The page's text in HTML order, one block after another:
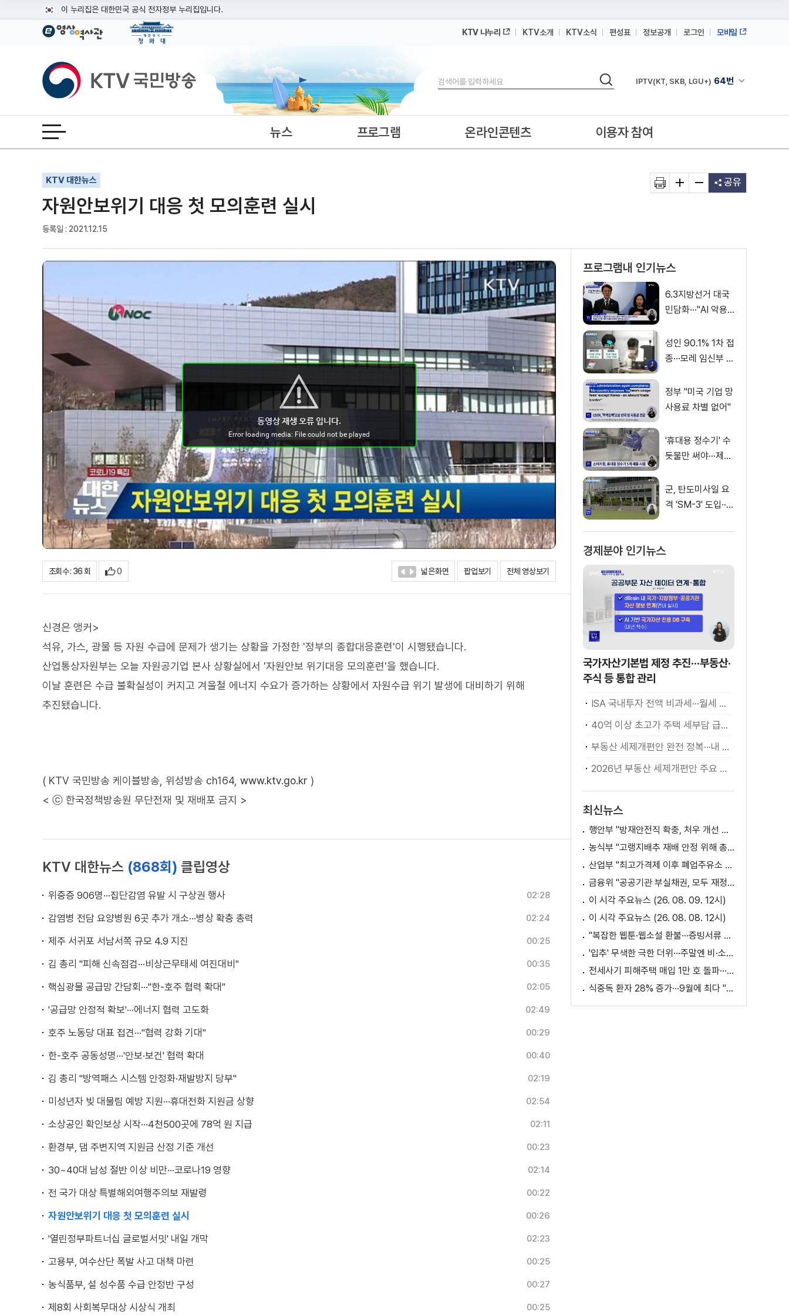
이 누리집은 대한민국 공식 전자정부 누리집입니다.
공식 누리집 주소 확인하기
이밖에 or.kr 또는 .kr등 다른 도메인 주소를 사용하고 있다면 아래 URL에서 도메인 주소를 확인해 보세요
운영중인 공식 누리집보기
KTV 나누리 KTV소개 KTV소식 편성표 정보공개 로그인 모바일
KTV국민방송
검색
검색 채널안내 펼쳐
IPTV(KT, SKB, LGU+) 64번
IPTV(KT, SKB, LGU+)
전체메뉴 열기 뉴스 프로그램 온라인콘텐츠 이용자 참여
KTV 대한뉴스
자원안보위기 대응 첫 모의훈련 실시
등록일 : 2021.12.15
기사인쇄
글자확대
글자축소 공유
조회수 : 36 회 0 넓은화면 팝업보기 전체 영상보기
신경은 앵커>
석유, 가스, 광물 등 자원 수급에 문제가 생기는 상황을 가정한 '정부의 종합대응훈련'이 시행됐습니다.
산업통상자원부는 오늘 자원공기업 본사 상황실에서 '자원안보 위기대응 모의훈련'을 했습니다.
이날 훈련은 수급 불확실성이 커지고 겨울철 에너지 수요가 증가하는 상황에서 자원수급 위기 발생에 대비하기 위해
추진됐습니다.
( KTV 국민방송 케이블방송, 위성방송 ch164, www.ktv.go.kr )
< ⓒ 한국정책방송원 무단전재 및 재배포 금지 >
KTV 대한뉴스 (868회) 클립영상
위중증 906명···집단감염 유발 시 구상권 행사 02:28
감염병 전담 요양병원 6곳 추가 개소···병상 확충 총력 02:24
제주 서귀포 서남서쪽 규모 4.9 지진 00:25
김 총리 "피해 신속점검···비상근무태세 여진대비" 00:35
핵심광물 공급망 간담회···"한-호주 협력 확대" 02:05
'공급망 안정적 확보'···에너지 협력 고도화 02:49
호주 노동당 대표 접견···"협력 강화 기대" 00:29
한-호주 공동성명···'안보·보건' 협력 확대 00:40
김 총리 "방역패스 시스템 안정화·재발방지 당부" 02:19
미성년자 빚 대물림 예방 지원···휴대전화 지원금 상향 02:54
소상공인 확인보상 시작···4천500곳에 78억 원 지급 02:11
환경부, 댐 주변지역 지원금 산정 기준 개선 00:23
30~40대 남성 절반 이상 비만···코로나19 영향 02:14
전 국가 대상 특별해외여행주의보 재발령 00:22
자원안보위기 대응 첫 모의훈련 실시 00:26
'열린정부파트너십 글로벌서밋' 내일 개막 02:23
고용부, 여수산단 폭발 사고 대책 마련 00:25
농식품부, 설 성수품 수급 안정반 구성 00:27
제8회 사회복무대상 시상식 개최 00:25
프로그램내 인기뉴스
6.3지방선거 대국
민담화···"AI 악용
성인 90.1% 1차 접
종···모레 임신부 사
정부 "미국 기업 망
사용료 차별 없어"
'휴대용 정수기' 수
돗물만 써야···제품
군, 탄도미사일 요
격 'SM-3' 도입···
경제분야 인기뉴스
국가자산기본법 제정 추진···부동산·
주식 등 통합 관리
ISA 국내투자 전액 비과세···월세 세액공제 확대
40억 이상 초고가 주택 세부담 급증···실수요자 보호 강화
부동산 세제개편안 완전 정복···내 세금 어떻게 달라지나? [K-정책 사용법]
2026년 부동산 세제개편안 주요 현안 팩트체크 [K-정책 사용법]
최신뉴스
행안부 "방재안전직 확충, 처우 개선 등 위한 제도개선 추진"
농식부 "고랭지배추 재배 안정 위해 총력···배추가격 점차 안정세"
산업부 "최고가격제 이후 폐업주유소 증가? 사실 아냐"
금융위 "공공기관 부실채권, 모두 재정으로 보전되는 것 아냐"
이 시각 주요뉴스 (26. 08. 09. 12시)
이 시각 주요뉴스 (26. 08. 08. 12시)
"복잡한 웹툰·웹소설 환불···증빙서류 요구까지"
'입추' 무색한 극한 더위···주말엔 비·소나기
전세사기 피해주택 매입 1만 호 돌파···피해 지원 속도
식중독 환자 28% 증가···9월에 최다 "입추 방심 금물"